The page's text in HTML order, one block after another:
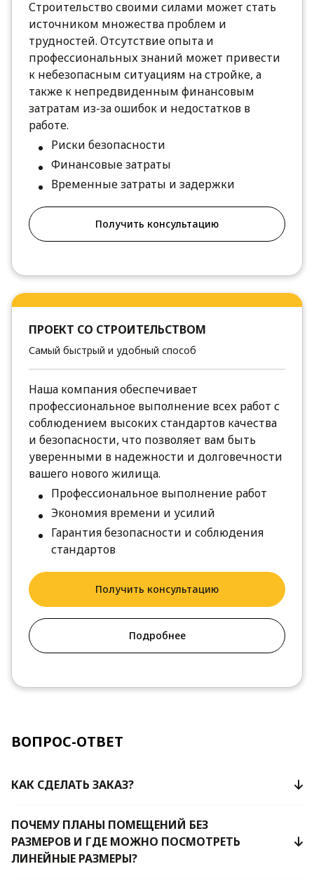
Строительство своими силами может стать
источником множества проблем и
трудностей. Отсутствие опыта и
профессиональных знаний может привести
к небезопасным ситуациям на стройке, а
также к непредвиденным финансовым
затратам из-за ошибок и недостатков в
работе.
Риски безопасности
Финансовые затраты
Временные затраты и задержки
Получить консультацию
ПРОЕКТ СО СТРОИТЕЛЬСТВОМ
Самый быстрый и удобный способ
Наша компания обеспечивает
профессиональное выполнение всех работ с
соблюдением высоких стандартов качества
и безопасности, что позволяет вам быть
уверенными в надежности и долговечности
вашего нового жилища.
Профессиональное выполнение работ
Экономия времени и усилий
Гарантия безопасности и соблюдения
стандартов
Получить консультацию
Подробнее
ВОПРОС-ОТВЕТ
КАК СДЕЛАТЬ ЗАКАЗ?
ПОЧЕМУ ПЛАНЫ ПОМЕЩЕНИЙ БЕЗ
РАЗМЕРОВ И ГДЕ МОЖНО ПОСМОТРЕТЬ
ЛИНЕЙНЫЕ РАЗМЕРЫ?